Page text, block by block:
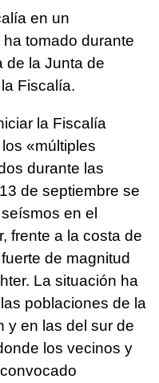
en un
tomado durante
de la Junta de
Fiscalía.
la Fiscalía
«múltiples
durante las
de septiembre se
en el
frente a la costa de
de magnitud
La situación ha
poblaciones de la
y en las del sur de
los vecinos y